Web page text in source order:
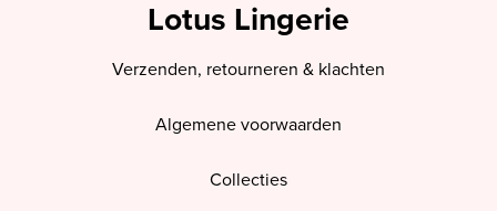
Lotus Lingerie
Verzenden, retourneren & klachten
Algemene voorwaarden
Collecties